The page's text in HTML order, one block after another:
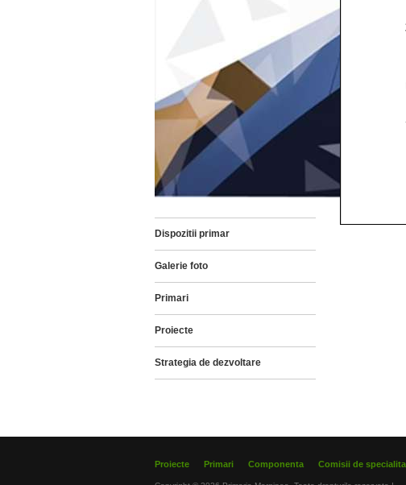
Dispozitii primar
Galerie foto
Primari
Proiecte
Strategia de dezvoltare
Proiecte Primari Componenta Comisii de